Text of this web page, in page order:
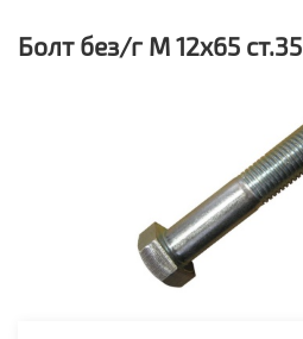
Болт без/г М 12х65 ст.35